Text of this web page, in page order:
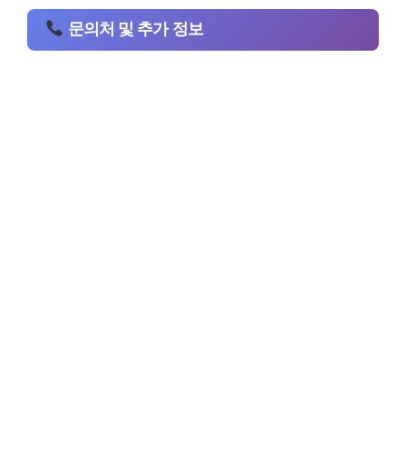
문의처 및 추가 정보